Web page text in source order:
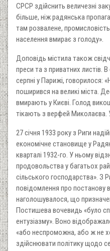
СРСР здійснить величезні
більше, ніж радянська
там розвалене,
населення вмирає з голоду».
Доповідь містила також
преси та з приватних листів.
серпні у Парижі, говорилося:
поширився на великі міста.
вмирають у Києві. Голод
тікають з верфей Миколаєва.
27 січня 1933 року з Риги
економічне становище у
кварталі 1932-го. У ньому
продовольства у багатьох
сільського господарства». З
повідомлення про постанову
наголошувалося, що
Постишева вочевидь «було
ентузіазму». Воно
«або неспроможна, або ж не
здійснювати політику щодо